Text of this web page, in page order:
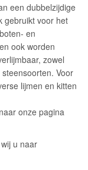
een dubbelzijdige
gebruikt voor het
en
ook worden
zowel
Voor
lijmen en kitten
onze pagina
u naar